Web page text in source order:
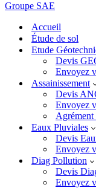
Groupe SAE
Accueil
Étude de sol
Etude
Devis
Envoyez
Assainissement
Devis
Envoyez
Agrément
Eaux Pluviales
Devis
Envoyez
Diag Pollution
Devis
Envoyez